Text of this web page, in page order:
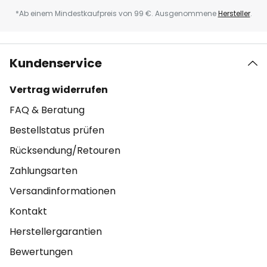
*Ab einem Mindestkaufpreis von 99 €. AusgenommeneHersteller.
Kundenservice
Vertrag widerrufen
FAQ & Beratung
Bestellstatus prüfen
Rücksendung/Retouren
Zahlungsarten
Versandinformationen
Kontakt
Herstellergarantien
Bewertungen